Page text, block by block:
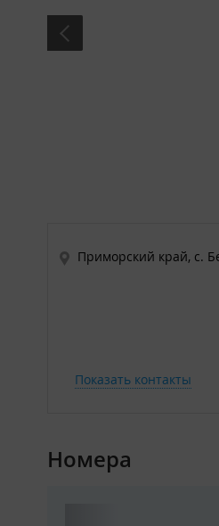
Приморский край, с.
Показать контакты
Номера